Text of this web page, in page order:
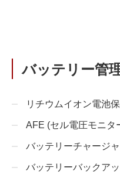
バッテリー管
リチウムイオン電池
AFE (セル電圧モニタ
バッテリーチャージ
バッテリーバックア